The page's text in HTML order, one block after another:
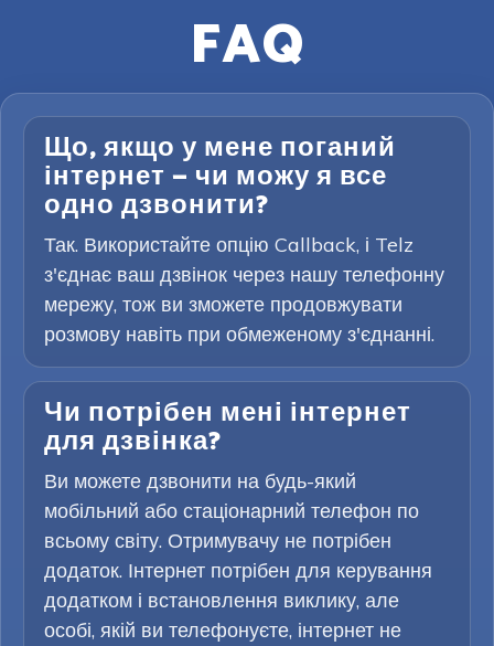
FAQ
Що, якщо у мене поганий
інтернет — чи можу я все
одно дзвонити?
Так. Використайте опцію Callback, і Telz
з'єднає ваш дзвінок через нашу телефонну
мережу, тож ви зможете продовжувати
розмову навіть при обмеженому з'єднанні.
Чи потрібен мені інтернет
для дзвінка?
Ви можете дзвонити на будь-який
мобільний або стаціонарний телефон по
всьому світу. Отримувачу не потрібен
додаток. Інтернет потрібен для керування
додатком і встановлення виклику, але
особі, якій ви телефонуєте, інтернет не